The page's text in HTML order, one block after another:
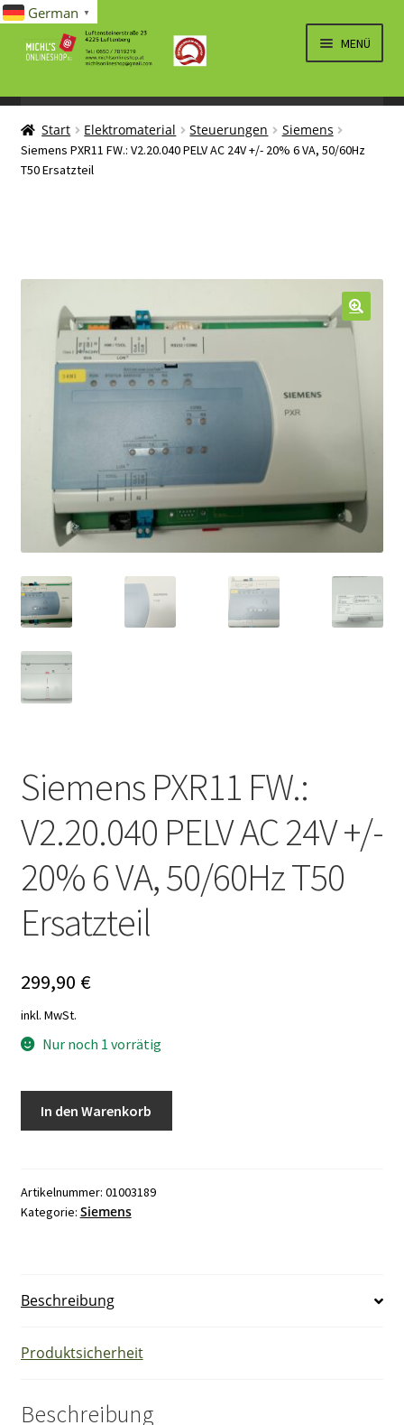
Navigation
Inhalt
MENÜ
SPIELWAREN/BAUSÄTZE
ÖFFNEN
ELEKTRO
ÖFFNEN
LÜFTUNG, HEIZUNG, KLIMA
ÖFFNEN
Start Elektromaterial Steuerungen Siemens
Siemens PXR11 FW.: V2.20.040 PELV AC 24V +/- 20% 6 VA, 50/60Hz
T50 Ersatzteil
🔍
Siemens PXR11 FW.:
V2.20.040 PELV AC 24V +/-
20% 6 VA, 50/60Hz T50
Ersatzteil
299,90 €
inkl. MwSt.
Nur noch 1 vorrätig
PELV
AC
6
50/60Hz
Menge
In den Warenkorb
Artikelnummer: 01003189
Kategorie: Siemens
Beschreibung
Produktsicherheit
Beschreibung
German ▼